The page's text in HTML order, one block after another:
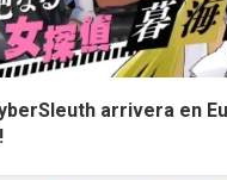
arrivera en